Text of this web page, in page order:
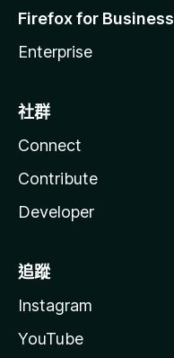
Firefox for Business
Enterprise
社群
Connect
Contribute
Developer
追蹤
Instagram
YouTube